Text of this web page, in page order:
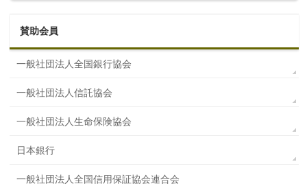
賛助会員
一般社団法人全国銀行協会
一般社団法人信託協会
一般社団法人生命保険協会
日本銀行
一般社団法人全国信用保証協会連合会